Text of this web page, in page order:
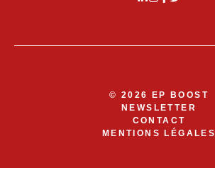
© 2026 EP BOOST
NEWSLETTER
CONTACT
MENTIONS LÉGALES